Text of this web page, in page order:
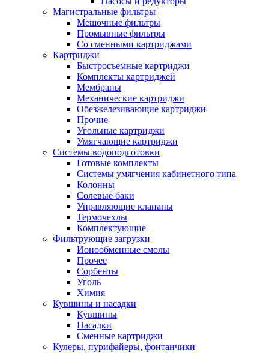
Магистральные фильтры
Мешочные фильтры
Промывные фильтры
Со сменными картриджами
Картриджи
Быстросъемные картриджи
Комплекты картриджей
Мембраны
Механические картриджи
Обезжелезивающие картриджи
Прочие
Угольные картриджи
Умягчающие картриджи
Системы водоподготовки
Готовые комплекты
Системы умягчения кабинетного типа
Колонны
Солевые баки
Управляющие клапаны
Термочехлы
Комплектующие
Фильтрующие загрузки
Ионообменные смолы
Прочее
Сорбенты
Уголь
Химия
Кувшины и насадки
Кувшины
Насадки
Сменные картриджи
Кулеры, пурифайеры, фонтанчики